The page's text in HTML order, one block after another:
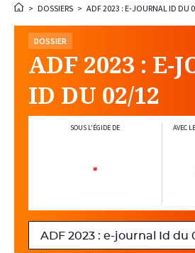
> DOSSIERS > ADF 2023 : E-JOURNAL ID DU
DOSSIER
ADF 2023 : E-
ID DU 02/12
SOUS L'ÉGIDE DE AVEC